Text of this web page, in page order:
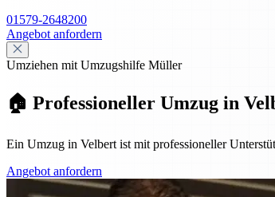
01579-2648200
Angebot anfordern
Umziehen mit Umzugshilfe Müller
🏠 Professioneller Umzug in
Ein Umzug in Velbert ist mit professioneller
Angebot anfordern